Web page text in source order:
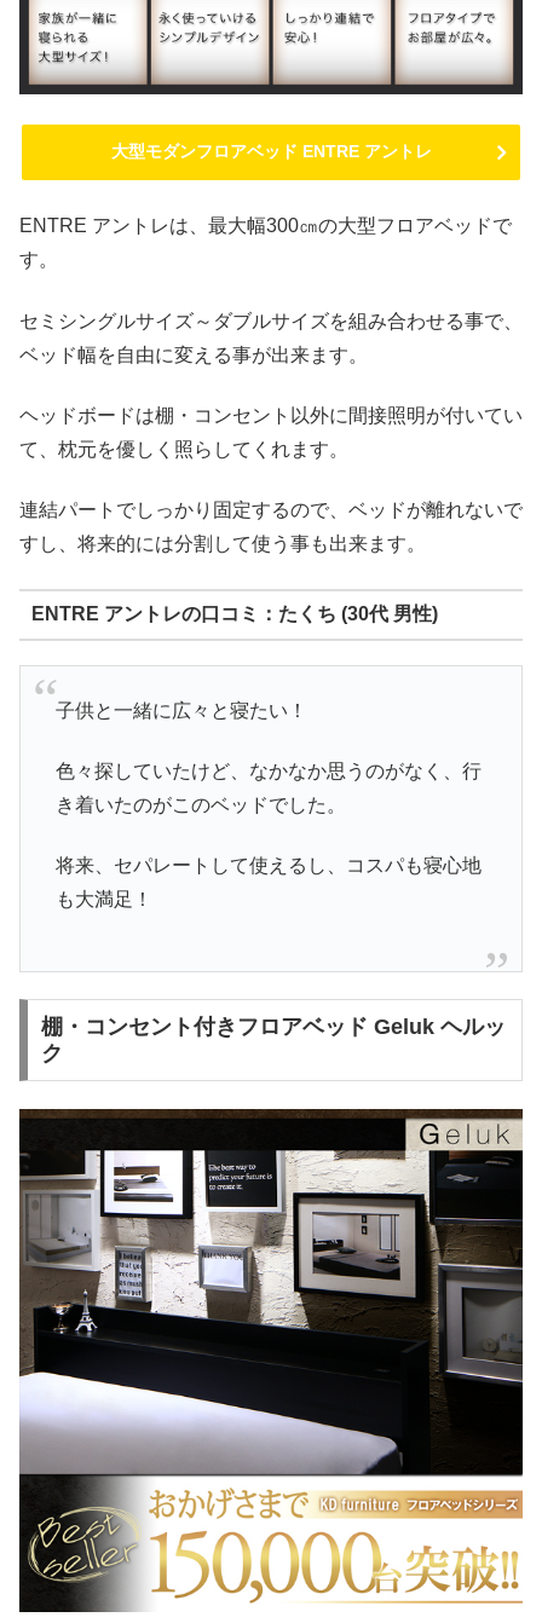
大型モダンフロアベッド ENTRE アントレ
ENTRE アントレは、最大幅300㎝の大型フロアベッドで
す。
セミシングルサイズ～ダブルサイズを組み合わせる事で、
ベッド幅を自由に変える事が出来ます。
ヘッドボードは棚・コンセント以外に間接照明が付いてい
て、枕元を優しく照らしてくれます。
連結パートでしっかり固定するので、ベッドが離れないで
すし、将来的には分割して使う事も出来ます。
ENTRE アントレの口コミ：たくち (30代 男性)
子供と一緒に広々と寝たい！
色々探していたけど、なかなか思うのがなく、行
き着いたのがこのベッドでした。
将来、セパレートして使えるし、コスパも寝心地
も大満足！
棚・コンセント付きフロアベッド Geluk ヘルッ
ク